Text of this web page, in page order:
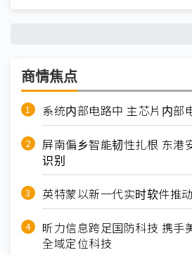
商情焦点
系统内部电路中 主芯片内部
屏南偏乡智能韧性扎根 东港
识别
英特蒙以新一代实时软件推
昕力信息跨足国防科技 携手
全域定位科技